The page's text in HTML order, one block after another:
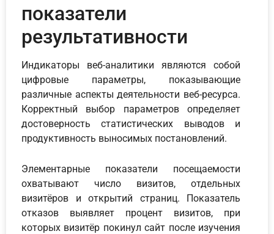
показатели
результативности
Индикаторы веб-аналитики являются собой
цифровые параметры, показывающие
различные аспекты деятельности веб-ресурса.
Корректный выбор параметров определяет
достоверность статистических выводов и
продуктивность выносимых постановлений.
Элементарные показатели посещаемости
охватывают число визитов, отдельных
визитёров и открытий страниц. Показатель
отказов выявляет процент визитов, при
которых визитёр покинул сайт после изучения